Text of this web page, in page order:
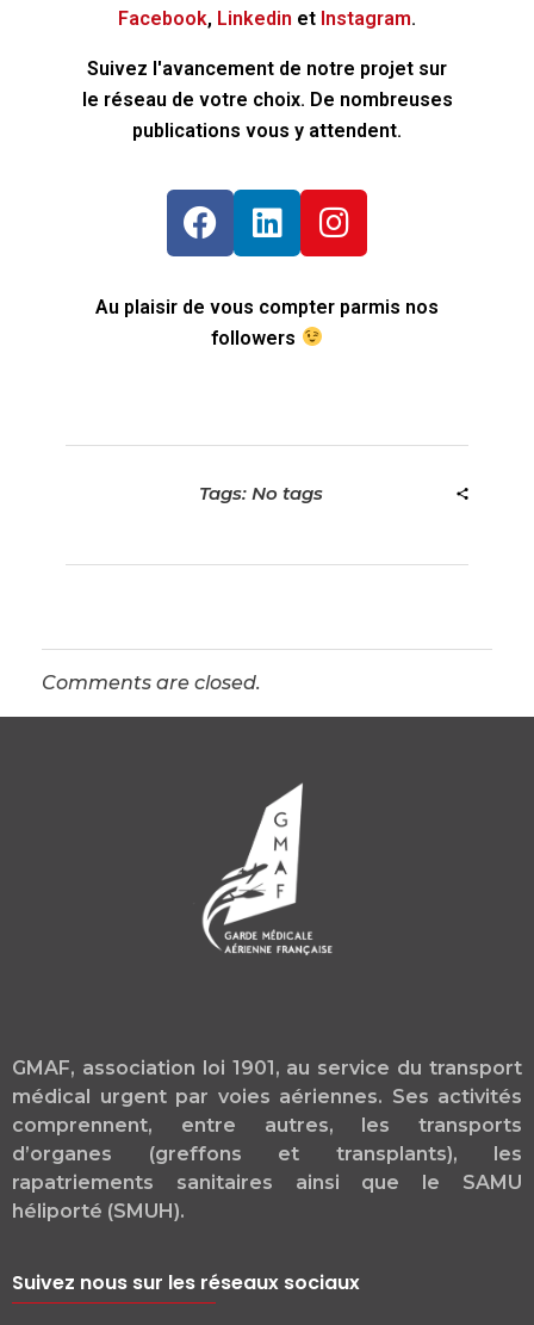
Facebook, Linkedin et Instagram.
Suivez l'avancement de notre projet sur
le réseau de votre choix. De nombreuses
publications vous y attendent.
Au plaisir de vous compter parmis nos
followers
Tags: No tags
Comments are closed.
GMAF, association loi 1901, au service du transport
médical urgent par voies aériennes. Ses activités
comprennent, entre autres, les transports
d’organes (greffons et transplants), les
rapatriements sanitaires ainsi que le SAMU
héliporté (SMUH).
Suivez nous sur les réseaux sociaux